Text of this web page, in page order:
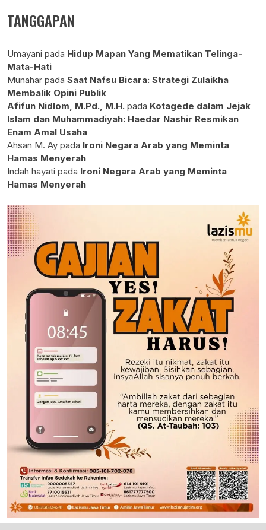
TANGGAPAN
Umayani pada Hidup Mapan Yang Mematikan Telinga-
Mata-Hati
Munahar pada Saat Nafsu Bicara: Strategi Zulaikha
Membalik Opini Publik
Afifun Nidlom, M.Pd., M.H. pada Kotagede dalam Jejak
Islam dan Muhammadiyah: Haedar Nashir Resmikan
Enam Amal Usaha
Ahsan M. Ay pada Ironi Negara Arab yang Meminta
Hamas Menyerah
Indah hayati pada Ironi Negara Arab yang Meminta
Hamas Menyerah